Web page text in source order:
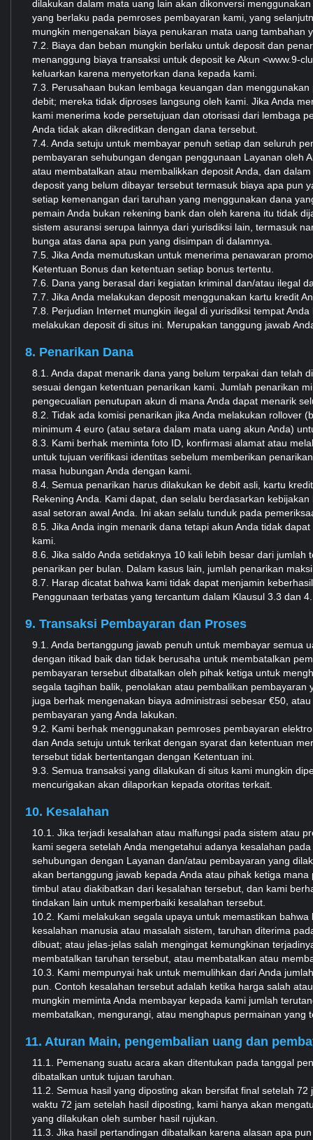
dilakukan dalam mata uang lain akan dikonversi
yang berlaku pada pemroses pembayaran kami, yang
mungkin mengenakan biaya penukaran mata uang tambahan
7.2. Biaya dan beban mungkin berlaku untuk deposit dan
menanggung biaya transaksi untuk deposit ke Akun <www.9-
keluarkan karena menyetorkan dana kepada kami.
7.3. Perusahaan bukan lembaga keuangan dan
debit; mereka tidak diproses langsung oleh kami. Jika Anda
kami menerima kode persetujuan dan otorisasi dari lembaga
Anda tidak akan dikreditkan dengan dana tersebut.
7.4. Anda setuju untuk membayar penuh setiap dan seluruh
pembayaran sehubungan dengan penggunaan Layanan oleh
atau membatalkan atau membalikkan deposit Anda, dan
deposit yang belum dibayar tersebut termasuk biaya apa pun
setiap kemenangan dari taruhan yang menggunakan dana
pemain Anda bukan rekening bank dan oleh karena itu tidak
sistem asuransi serupa lainnya dari yurisdiksi lain, termasuk
bunga atas dana apa pun yang disimpan di dalamnya.
7.5. Jika Anda memutuskan untuk menerima penawaran
Ketentuan Bonus dan ketentuan setiap bonus tertentu.
7.6. Dana yang berasal dari kegiatan kriminal dan/atau ilegal
7.7. Jika Anda melakukan deposit menggunakan kartu kredit
7.8. Perjudian Internet mungkin ilegal di yurisdiksi tempat
melakukan deposit di situs ini. Merupakan tanggung jawab
8. Penarikan Dana
8.1. Anda dapat menarik dana yang belum terpakai dan telah
sesuai dengan ketentuan penarikan kami. Jumlah penarikan
pengecualian penutupan akun di mana Anda dapat menarik
8.2. Tidak ada komisi penarikan jika Anda melakukan rollover
minimum 4 euro (atau setara dalam mata uang akun Anda)
8.3. Kami berhak meminta foto ID, konfirmasi alamat atau
untuk tujuan verifikasi identitas sebelum memberikan
masa hubungan Anda dengan kami.
8.4. Semua penarikan harus dilakukan ke debit asli, kartu
Rekening Anda. Kami dapat, dan selalu berdasarkan
asal setoran awal Anda. Ini akan selalu tunduk pada
8.5. Jika Anda ingin menarik dana tetapi akun Anda tidak
kami.
8.6. Jika saldo Anda setidaknya 10 kali lebih besar dari
penarikan per bulan. Dalam kasus lain, jumlah penarikan
8.7. Harap dicatat bahwa kami tidak dapat menjamin
Penggunaan terbatas yang tercantum dalam Klausul 3.3 dan 4.
9. Transaksi Pembayaran dan Proses
9.1. Anda bertanggung jawab penuh untuk membayar semua
dengan itikad baik dan tidak berusaha untuk membatalkan
pembayaran tersebut dibatalkan oleh pihak ketiga untuk
segala tagihan balik, penolakan atau pembalikan
juga berhak mengenakan biaya administrasi sebesar €50,
pembayaran yang Anda lakukan.
9.2. Kami berhak menggunakan pemroses pembayaran
dan Anda setuju untuk terikat dengan syarat dan ketentuan
tersebut tidak bertentangan dengan Ketentuan ini.
9.3. Semua transaksi yang dilakukan di situs kami mungkin
mencurigakan akan dilaporkan kepada otoritas terkait.
10. Kesalahan
10.1. Jika terjadi kesalahan atau malfungsi pada sistem atau
kami segera setelah Anda mengetahui adanya kesalahan
sehubungan dengan Layanan dan/atau pembayaran yang
akan bertanggung jawab kepada Anda atau pihak ketiga
timbul atau diakibatkan dari kesalahan tersebut, dan kami
tindakan lain untuk memperbaiki kesalahan tersebut.
10.2. Kami melakukan segala upaya untuk memastikan
kesalahan manusia atau masalah sistem, taruhan diterima
dibuat; atau jelas-jelas salah mengingat kemungkinan
membatalkan taruhan tersebut, atau membatalkan atau
10.3. Kami mempunyai hak untuk memulihkan dari Anda
pun. Contoh kesalahan tersebut adalah ketika harga salah
mungkin meminta Anda membayar kepada kami jumlah
membatalkan, mengurangi, atau menghapus permainan
11. Aturan Main, pengembalian uang dan
11.1. Pemenang suatu acara akan ditentukan pada tanggal
dibatalkan untuk tujuan taruhan.
11.2. Semua hasil yang diposting akan bersifat final setelah
waktu 72 jam setelah hasil diposting, kami hanya akan
yang dilakukan oleh sumber hasil rujukan.
11.3. Jika hasil pertandingan dibatalkan karena alasan apa